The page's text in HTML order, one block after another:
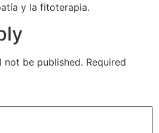
y la fitoterapia.
not be published. Required